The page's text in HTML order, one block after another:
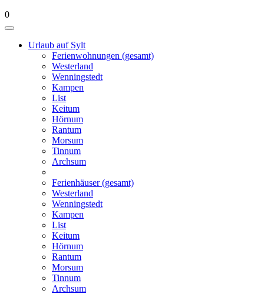
0
Urlaub auf Sylt
Ferienwohnungen (gesamt)
Westerland
Wenningstedt
Kampen
List
Keitum
Hörnum
Rantum
Morsum
Tinnum
Archsum
Ferienhäuser (gesamt)
Westerland
Wenningstedt
Kampen
List
Keitum
Hörnum
Rantum
Morsum
Tinnum
Archsum